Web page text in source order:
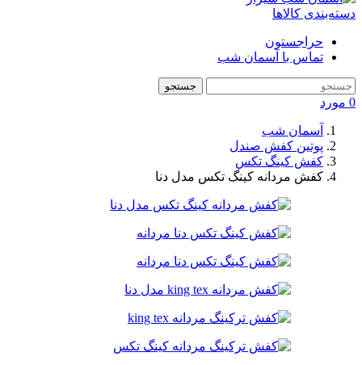
دسته‌بندی کالاها
حراجستون
تماس با آسمان شب
جستجو
0 مورد
آسمان شب
پوتین کفش صندل
کفش کینگ تکس
کفش مردانه کینگ تکس مدل دنا